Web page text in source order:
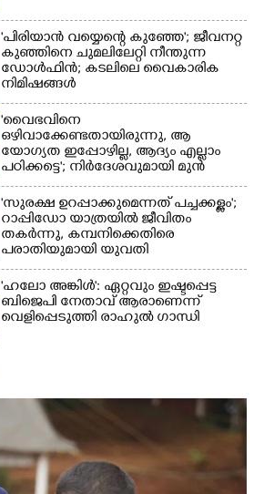
'പിരിയാൻ വയ്യെന്റെ കുഞ്ഞേ'; ജീവനറ്റ
കുഞ്ഞിനെ ചുമലിലേറ്റി നീന്തുന്ന
ഡോൾഫിൻ; കടലിലെ വൈകാരിക
നിമിഷങ്ങൾ
'വൈഭവിനെ
ഒഴിവാക്കേണ്ടതായിരുന്നു,​ ആ
യോഗ്യത ഇപ്പോഴില്ല, ആദ്യം എല്ലാം
പഠിക്കട്ടെ'; നിർദേശവുമായി മുൻ
ക്രിക്കറ്റ് താരം
'സുരക്ഷ ഉറപ്പാക്കുമെന്നത് പച്ചക്കള്ളം';
റാപ്പിഡോ യാത്രയിൽ ജീവിതം
തകർന്നു, കമ്പനിക്കെതിരെ
പരാതിയുമായി യുവതി
'ഹലോ അങ്കിൾ': ഏറ്റവും ഇഷ്ടപ്പെട്ട
ബിജെപി നേതാവ് ആരാണെന്ന്
വെളിപ്പെടുത്തി രാഹുൽ ഗാന്ധി